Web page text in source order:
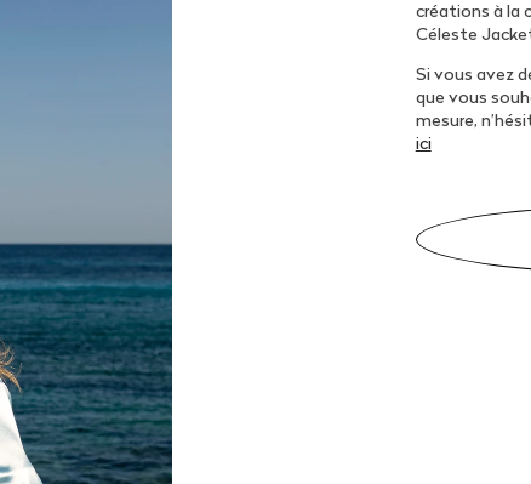
créations à la
Céleste
Si vous avez
que vous
mesure,
ici